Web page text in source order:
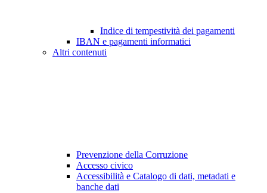
Indice di tempestività dei pagamenti
IBAN e pagamenti informatici
Altri contenuti
Prevenzione della Corruzione
Accesso civico
Accessibilità e Catalogo di dati, metadati e
banche dati